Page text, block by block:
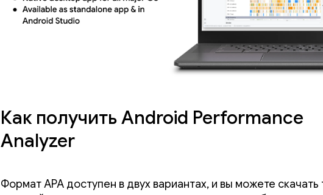
Как получить Android Performance
Analyzer
Формат APA доступен в двух вариантах, и вы можете скачать